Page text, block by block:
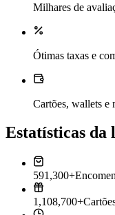
Milhares de
Ótimas taxas e
Cartões, wallets e
Estatísticas da
591,300+
1,108,700+